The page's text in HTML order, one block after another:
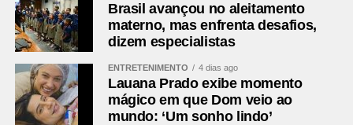
Brasil avançou no aleitamento
materno, mas enfrenta desafios,
dizem especialistas
ENTRETENIMENTO 4 dias ago
Lauana Prado exibe momento
mágico em que Dom veio ao
mundo: ‘Um sonho lindo’